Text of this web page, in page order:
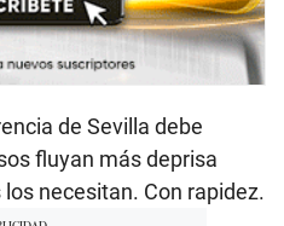
de Sevilla debe
fluyan más deprisa
necesitan. Con rapidez.